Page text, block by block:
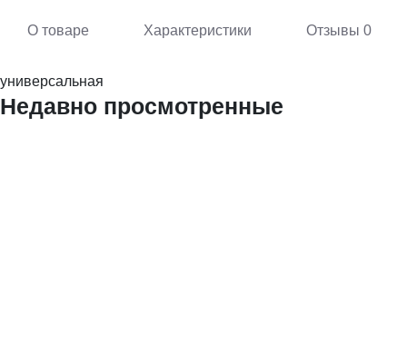
О товаре Характеристики Отзывы 0
универсальная
Недавно просмотренные